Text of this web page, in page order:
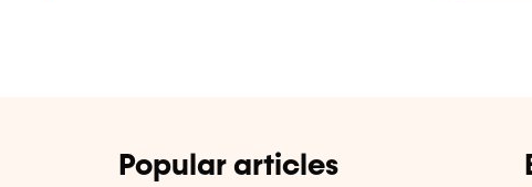
Popular articles